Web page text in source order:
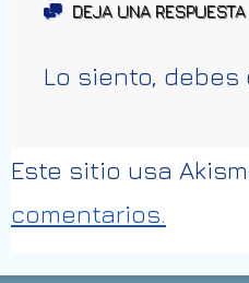
DEJA UNA RESPUESTA
Lo siento, debes
Este sitio usa
comentarios.